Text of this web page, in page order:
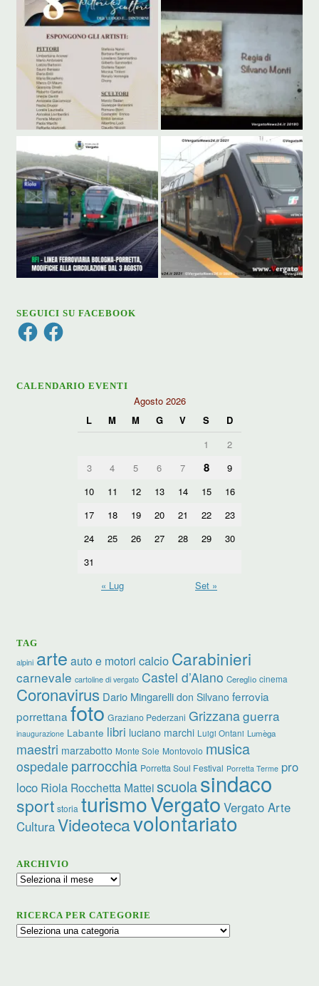
SEGUICI SU FACEBOOK
FacebookFacebook
CALENDARIO EVENTI
Agosto 2026
L
M M G V S
D
1
2
3
4 5 6 7 8
9
10
11 12 13 14 15
16
17
18 19 20 21 22
23
24
25 26 27 28 29
30
31
« Lug
Set »
TAG
alpini arte auto e motori calcio Carabinieri
carnevale cartoline di vergato Castel d’Aiano Cereglio cinema
Coronavirus Dario Mingarelli don Silvano ferrovia
porrettana foto Graziano Pederzani Grizzanaguerra
inaugurazione Labante libri luciano marchi Luigi Ontani Lumèga
maestri marzabotto Monte Sole Montovolo musica
ospedale parrocchia Porretta Soul Festival Porretta Terme pro
loco Riola Rocchetta Matteiscuolasindaco
sport storia turismoVergato Vergato Arte
CulturaVideotecavolontariato
ARCHIVIO
Archivio
RICERCA PER CATEGORIE
Ricerca